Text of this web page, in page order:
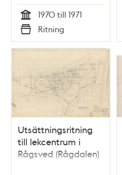
Tid
1970 till 1971
Typ
Ritning
Utsättningsritning
till lekcentrum i
Rågsved (Rågdalen)